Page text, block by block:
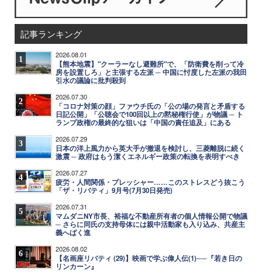
記事ランキング
1 2026.08.01
【熊本地震】"クーラーなし避難所"で、「防衛費を削って冷
房を設置しろ」と主張する左派 ─ 中国に忖度した左派の我田
引水の議論に批判殺到
2 2026.07.30
「コロナ対策の顔」ファウチ氏の「公の場の発言と矛盾する
日記公開」「公聴会で100回以上の黙秘権行使」が物議 ─ ト
ランプ政権の最終的な狙いは「中国の責任追及」にある
3 2026.07.29
日本の洋上風力から英大手が撤退を検討し、三菱離脱に続く
激震 ─ 政府はもう潔くエネルギー政策の転換を表明すべき
4 2026.07.27
疲労・人間関係・プレッシャー……このストレスどう抜こう
「ザ・リバティ」9月号(7月30日発売)
5 2026.07.31
マムダニNY市長、裕福な不動産所有者の個人情報公開で物議
─ さらに同氏の支持母体には親中活動家も入り込み、共産主
義へばく進
6 2026.08.02
【名画座リバティ (29)】映画で学ぶ偉人伝(1)──『若き日の
リンカーン』